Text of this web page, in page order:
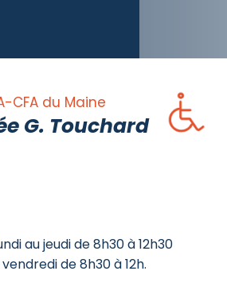
CFA du Maine
G. Touchard
au jeudi de 8h30 à 12h30
de 8h30 à 12h.